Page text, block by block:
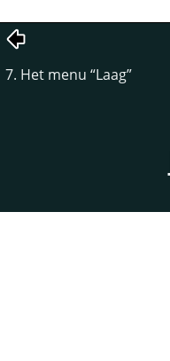
7. Het menu “Laag”